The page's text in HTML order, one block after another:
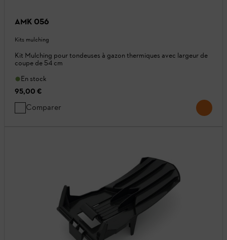
AMK 056
Kits mulching
Kit Mulching pour tondeuses à gazon thermiques avec largeur de
coupe de 54 cm
En stock
95,00 €
Comparer